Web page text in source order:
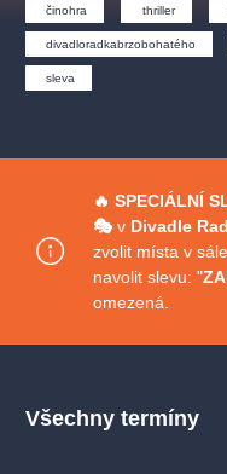
činohra thriller
divadloradkabrzobohatého
sleva
🔥 SPECIÁLNÍ
🎭v Divadle
zvolit místa v
navolit slevu: "
omezená.
Všechny termíny
muzikálypraha
filmováhudba